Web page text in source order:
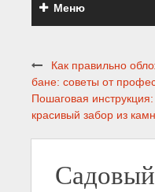
Меню
Как правильно
бане: советы от
Пошаговая
красивый забор из